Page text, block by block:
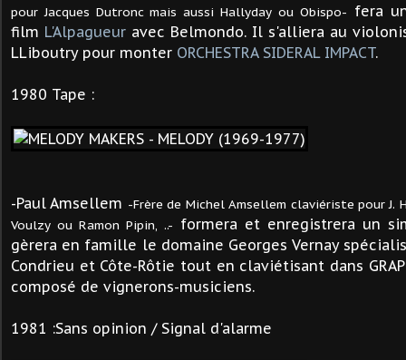
pour Jacques Dutronc mais aussi Hallyday ou Obispo- fera
film L'Alpagueur avec Belmondo. Il s'alliera au
LLiboutry pour monter ORCHESTRA SIDERAL IMPACT.
1980 Tape :
-Paul Amsellem -Frère de Michel Amsellem claviériste pour J.
Voulzy ou Ramon Pipin, ..- formera et enregistrera un
gèrera en famille le domaine Georges Vernay
Condrieu et Côte-Rôtie tout en claviétisant dans
composé de vignerons-musiciens.
1981 :Sans opinion / Signal d'alarme